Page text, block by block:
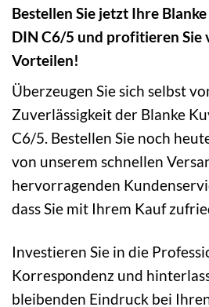
Bestellen Sie jetzt Ihre
DIN C6/5 und profitieren Sie
Vorteilen!
Überzeugen Sie sich selbst
Zuverlässigkeit der Blanke
C6/5. Bestellen Sie noch
von unserem schnellen
hervorragenden
dass Sie mit Ihrem Kauf
Investieren Sie in die
Korrespondenz und
bleibenden Eindruck bei